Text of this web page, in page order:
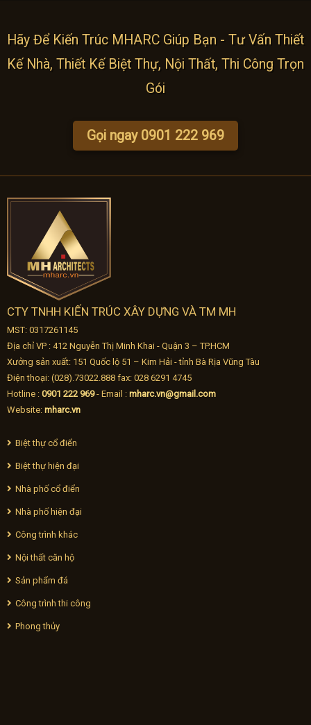
Hãy Để Kiến Trúc MHARC Giúp Bạn - Tư Vấn Thiết
Kế Nhà, Thiết Kế Biệt Thự, Nội Thất, Thi Công Trọn
Gói
Gọi ngay 0901 222 969
CTY TNHH KIẾN TRÚC XÂY DỰNG VÀ TM MH
MST: 0317261145
Địa chỉ VP : 412 Nguyễn Thị Minh Khai - Quận 3 – TP.HCM
Xưởng sản xuất: 151 Quốc lộ 51 – Kim Hải - tỉnh Bà Rịa Vũng Tàu
Điện thoại: (028).73022.888 fax: 028 6291 4745
Hotline : 0901 222 969- Email : mharc.vn@gmail.com
Website: mharc.vn
Biệt thự cổ điển
Biệt thự hiện đại
Nhà phố cổ điển
Nhà phố hiện đại
Công trình khác
Nội thất căn hộ
Sản phẩm đá
Công trình thi công
Phong thủy